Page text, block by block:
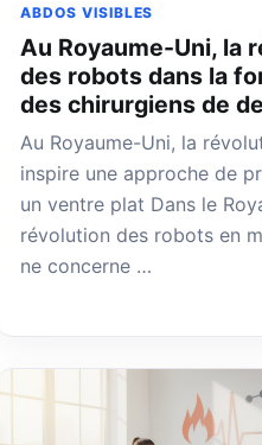
ABDOS VISIBLES
Au Royaume-Uni, la
des robots dans la
des chirurgiens de
Au Royaume-Uni, la
inspire une approche de
un ventre plat Dans le
révolution des robots en
ne concerne …